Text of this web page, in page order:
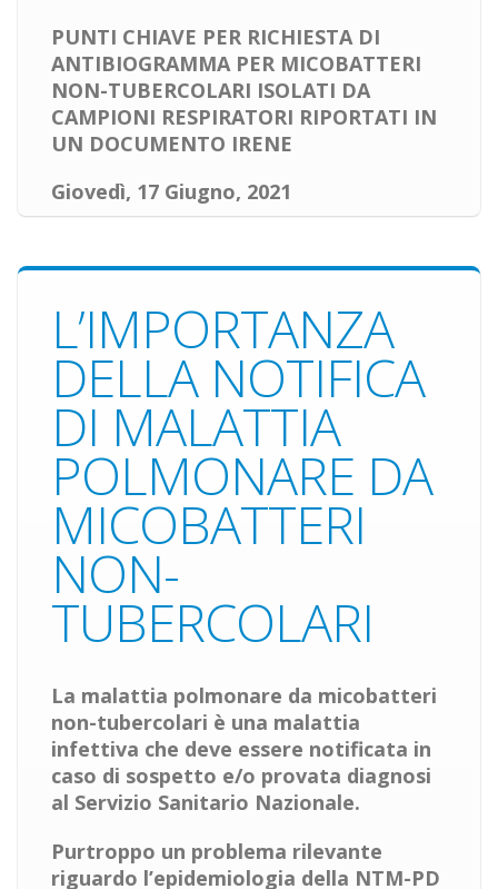
PUNTI CHIAVE PER RICHIESTA DI
ANTIBIOGRAMMA PER MICOBATTERI
NON-TUBERCOLARI ISOLATI DA
CAMPIONI RESPIRATORI RIPORTATI IN
UN DOCUMENTO IRENE
Giovedì, 17 Giugno, 2021
L’IMPORTANZA
DELLA NOTIFICA
DI MALATTIA
POLMONARE DA
MICOBATTERI
NON-
TUBERCOLARI
La malattia polmonare da micobatteri
non-tubercolari è una malattia
infettiva che deve essere notificata in
caso di sospetto e/o provata diagnosi
al Servizio Sanitario Nazionale.
Purtroppo un problema rilevante
riguardo l’epidemiologia della NTM-PD